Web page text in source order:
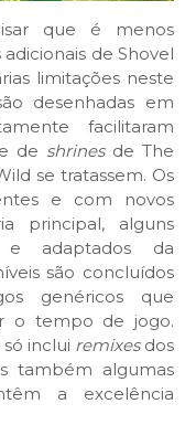
que é menos
de Shovel
limitações neste
desenhadas em
facilitaram
de shrines de The
se tratassem. Os
e com novos
principal, alguns
e adaptados da
são concluídos
genéricos que
o tempo de jogo.
inclui remixesdos
também algumas
a excelência